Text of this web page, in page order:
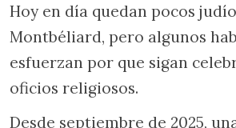
Hoy en día quedan pocos
Montbéliard, pero algunos
esfuerzan por que sigan
oficios religiosos.
Desde septiembre de 2025,